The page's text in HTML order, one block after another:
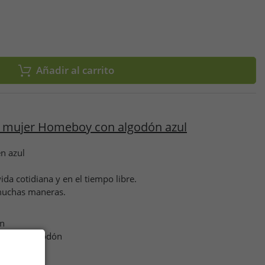
Añadir al carrito
Homeboy con algodón azul
azul
cotidiana y en el tiempo libre.
maneras.
100% algodón